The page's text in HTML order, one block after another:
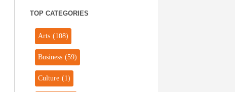
TOP CATEGORIES
Arts(108)
Business(59)
Culture(1)